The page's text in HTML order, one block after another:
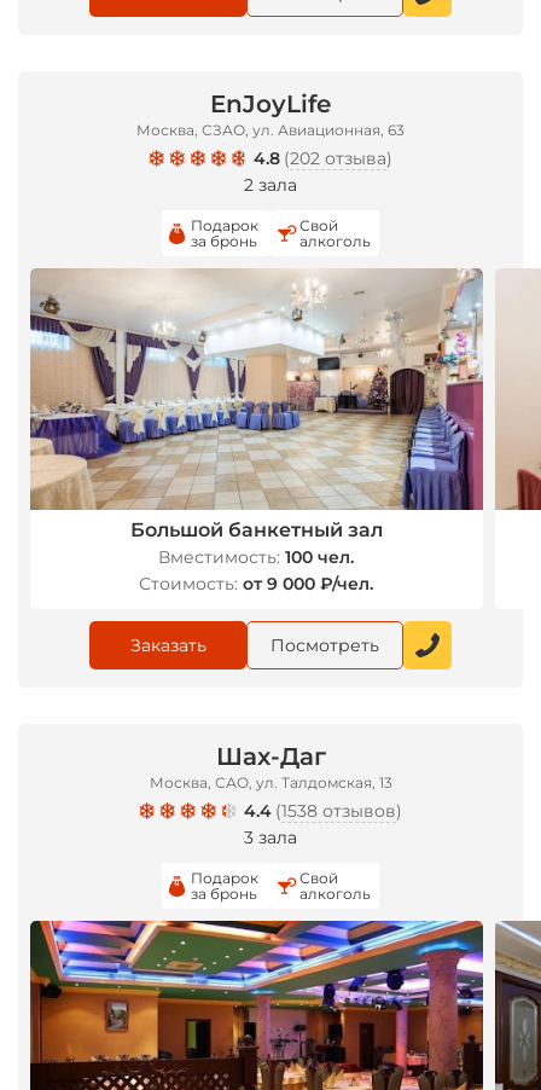
EnJoyLife
Москва, СЗАО, ул. Авиационная, 63
4.8 (202 отзыва)
2 зала
Подарок
за бронь
Свой
алкоголь
Большой банкетный зал
Вместимость: 100 чел.
Стоимость: от 9 000 ₽/чел.
Заказать Посмотреть
Шах-Даг
Москва, САО, ул. Талдомская, 13
4.4 (1538 отзывов)
3 зала
Подарок
за бронь
Свой
алкоголь